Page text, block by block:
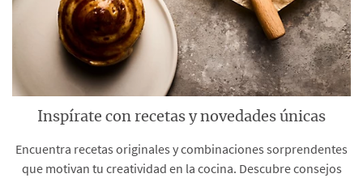
Inspírate con recetas y novedades únicas
Encuentra recetas originales y combinaciones sorprendentes
que motivan tu creatividad en la cocina. Descubre consejos